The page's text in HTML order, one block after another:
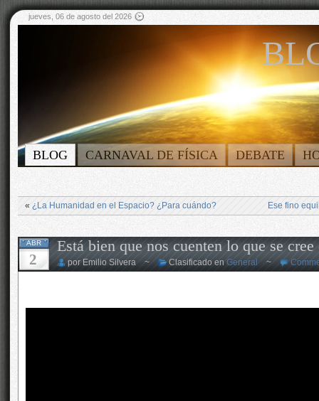
jueves, 06 de agosto del 2026
BLOG CARNAVAL DE FÍSICA DEBATE
« ¿La Humanidad en el Espacio? ¿Para cuándo? Ese fino
ABR
2
Está bien que nos cuenten lo que se cree
por Emilio Silvera ~ Clasificado enGeneral ~